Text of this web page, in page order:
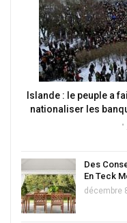
Islande : le peuple a
nationaliser les
Des
En Teck
décembre